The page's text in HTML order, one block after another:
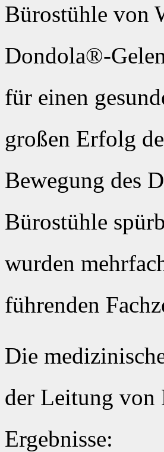
Bürostühle von
Dondola®-
für einen
großen Erfolg
Bewegung des
Bürostühle
wurden
führenden
Die
der Leitung
Ergebnisse: